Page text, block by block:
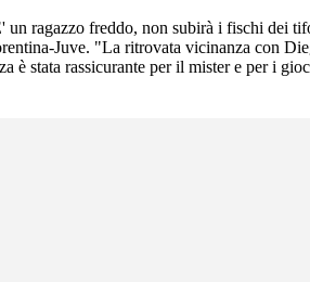
un ragazzo freddo, non subirà i fischi dei
Juve. "La ritrovata vicinanza con
è stata rassicurante per il mister e per i